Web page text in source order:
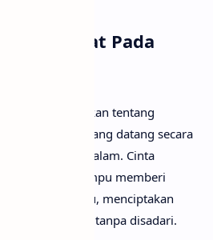
Terpikat Pada
Cinta menceritakan tentang
cinta yang datang secara
kesan mendalam. Cinta
yang mampu memberi
rindu, menciptakan
air mata jatuh tanpa disadari.